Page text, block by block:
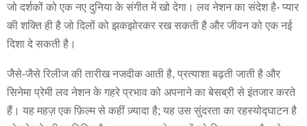
जो दर्शकों को एक नए दुनिया के संगीत में खो देगा। लव नेशन का संदेश है- प्यार
की शक्ति ही है जो दिलों को झकझोरकर रख सकती है और जीवन को एक नई
दिशा दे सकती है।
जैसे-जैसे रिलीज की तारीख नजदीक आती है, प्रत्याशा बढ़ती जाती है और
सिनेमा प्रेमी लव नेशन के गहरे प्रभाव को अपनाने का बेसब्री से इंतजार करते
हैं। यह महज़ एक फ़िल्म से कहीं ज़्यादा है; यह उस सुंदरता का रहस्योद्घाटन है